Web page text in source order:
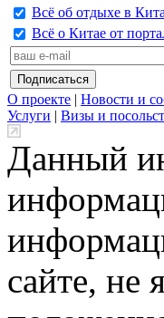
Всё об отдыхе в
Всё о Китае от
О проекте | Новости и
Услуги | Визы и
Данный
сайте, не